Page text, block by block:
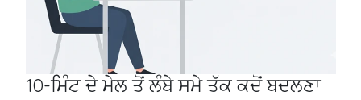
10-ਮਿੰਟ ਦੇ ਮੇਲ ਤੋਂ ਲੰਬੇ ਸਮੇ ਤੱਕ ਕਦੋਂ ਬਦਲਣਾ